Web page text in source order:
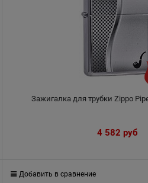
Зажигалка для трубки Zippo
4 582 руб
Добавить в сравнение